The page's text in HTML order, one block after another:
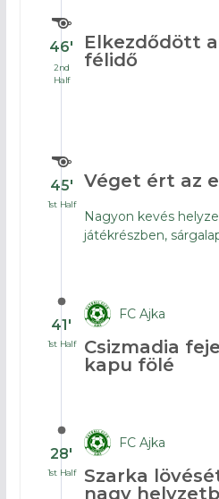
46′
2nd
Half
Elkezdődött
félidő
45′
1st Half
Véget ért az
Nagyon kevés
játékrészben,
41′
1st Half
FC Ajka
Csizmadia
kapu fölé
28′
1st Half
FC Ajka
Szarka
nagy